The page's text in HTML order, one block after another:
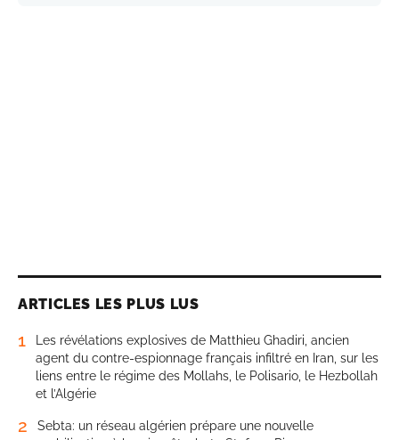
ARTICLES LES PLUS LUS
1
Les révélations explosives de Matthieu Ghadiri, ancien
agent du contre-espionnage français infiltré en Iran, sur les
liens entre le régime des Mollahs, le Polisario, le Hezbollah
et l’Algérie
2
Sebta: un réseau algérien prépare une nouvelle